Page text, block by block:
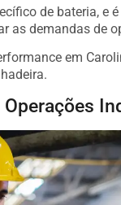
de bateria, e
as demandas de
em